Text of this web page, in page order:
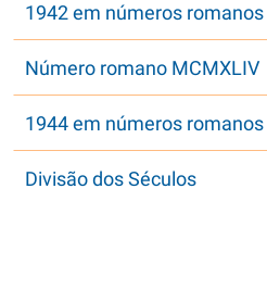
1942 em números romanos
Número romano MCMXLIV
1944 em números romanos
Divisão dos Séculos